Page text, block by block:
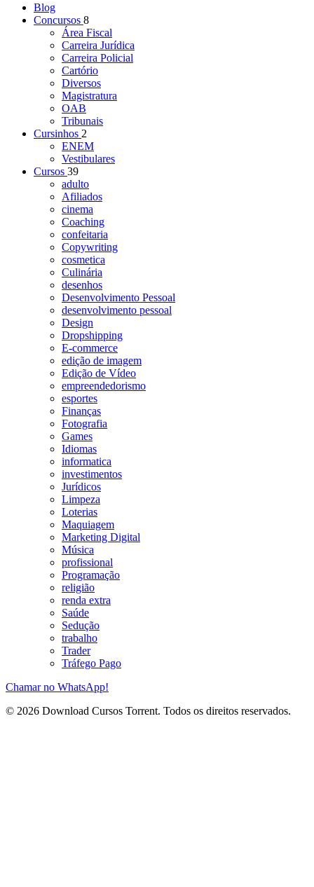
Blog
Concursos 8
Área Fiscal
Carreira Jurídica
Carreira Policial
Cartório
Diversos
Magistratura
OAB
Tribunais
Cursinhos 2
ENEM
Vestibulares
Cursos 39
adulto
Afiliados
cinema
Coaching
confeitaria
Copywriting
cosmetica
Culinária
desenhos
Desenvolvimento Pessoal
desenvolvimento pessoal
Design
Dropshipping
E-commerce
edição de imagem
Edição de Vídeo
empreendedorismo
esportes
Finanças
Fotografia
Games
Idiomas
informatica
investimentos
Jurídicos
Limpeza
Loterias
Maquiagem
Marketing Digital
Música
profissional
Programação
religião
renda extra
Saúde
Sedução
trabalho
Trader
Tráfego Pago
Chamar no WhatsApp!
© 2026 Download Cursos Torrent. Todos os direitos reservados.